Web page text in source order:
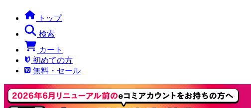
トップ
検索
カート
初めての方
無料・セール